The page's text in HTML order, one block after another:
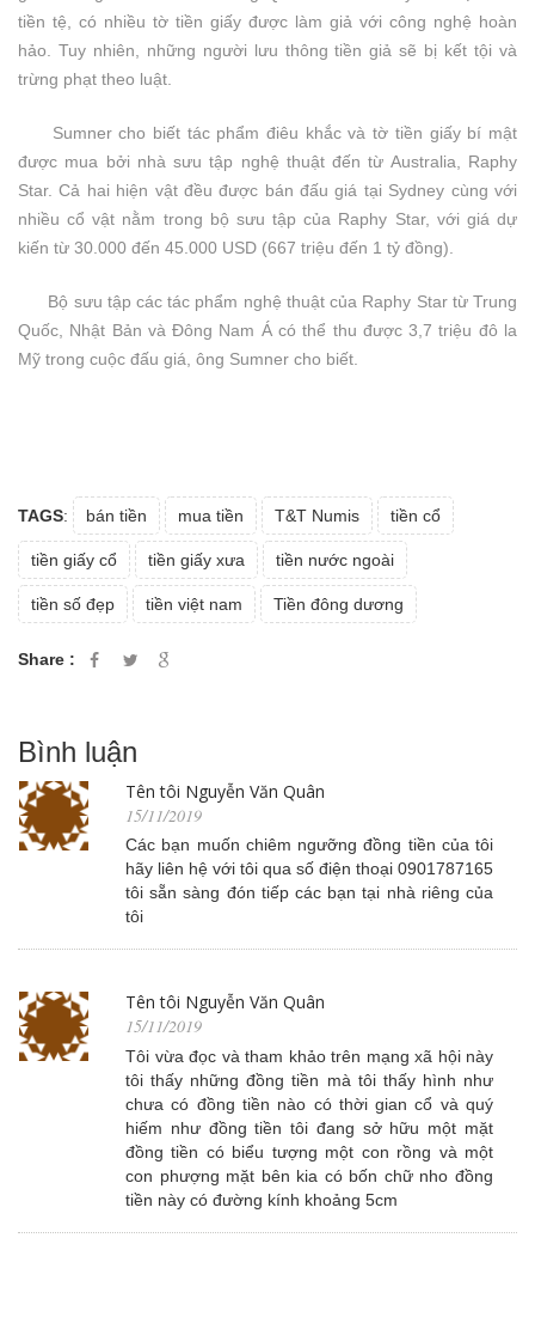
tiền tệ, có nhiều tờ tiền giấy được làm giả với công nghệ hoàn
hảo. Tuy nhiên, những người lưu thông tiền giả sẽ bị kết tội và
trừng phạt theo luật.
Sumner cho biết tác phẩm điêu khắc và tờ tiền giấy bí mật
được mua bởi nhà sưu tập nghệ thuật đến từ Australia, Raphy
Star. Cả hai hiện vật đều được bán đấu giá tại Sydney cùng với
nhiều cổ vật nằm trong bộ sưu tập của Raphy Star, với giá dự
kiến từ 30.000 đến 45.000 USD (667 triệu đến 1 tỷ đồng).
Bộ sưu tập các tác phẩm nghệ thuật của Raphy Star từ Trung
Quốc, Nhật Bản và Đông Nam Á có thể thu được 3,7 triệu đô la
Mỹ trong cuộc đấu giá, ông Sumner cho biết.
TAGS: bán tiền mua tiền T&T Numis tiền cổ
tiền giấy cổ tiền giấy xưa tiền nước ngoài
tiền số đẹp tiền việt nam Tiền đông dương
Share :
Bình luận
Tên tôi Nguyễn Văn Quân
15/11/2019
Các bạn muốn chiêm ngưỡng đồng tiền của tôi
hãy liên hệ với tôi qua số điện thoại 0901787165
tôi sẵn sàng đón tiếp các bạn tại nhà riêng của
tôi
Tên tôi Nguyễn Văn Quân
15/11/2019
Tôi vừa đọc và tham khảo trên mạng xã hội này
tôi thấy những đồng tiền mà tôi thấy hình như
chưa có đồng tiền nào có thời gian cổ và quý
hiếm như đồng tiền tôi đang sở hữu một mặt
đồng tiền có biểu tượng một con rồng và một
con phượng mặt bên kia có bốn chữ nho đồng
tiền này có đường kính khoảng 5cm